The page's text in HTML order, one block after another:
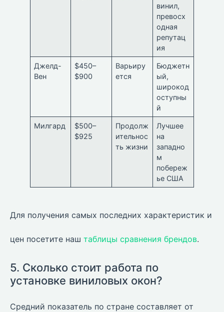
винил,
превосх
одная
репутац
ия
Джелд-
Вен
$450–
$900
Варьиру
ется
Бюджетн
ый,
широкод
оступны
й
Милгард
$500–
$925
Продолж
ительнос
ть жизни
Лучшее
на
западно
м
побереж
ье США
Для получения самых последних характеристик и
цен посетите наш таблицы сравнения брендов.
5. Сколько стоит работа по
установке виниловых окон?
Средний показатель по стране составляет от